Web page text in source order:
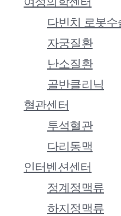
다빈치 로봇수
자궁질환
난소질환
골반클리닉
혈관센터
투석혈관
다리동맥
인터벤션센터
정계정맥류
하지정맥류